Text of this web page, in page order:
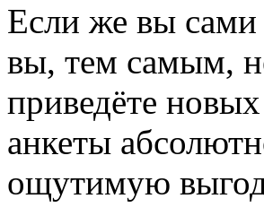
Если же вы сами
вы, тем самым,
приведёте
анкеты
ощутимую